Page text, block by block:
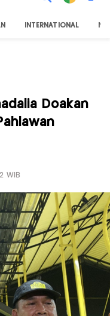
INTERNATIONAL
Doakan
WIB